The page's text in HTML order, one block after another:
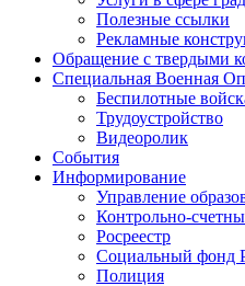
Полезные ссылки
Рекламные
Обращение с твердыми
Специальная Военная
Беспилотные
Трудоустройство
Видеоролик
События
Информирование
Управление
Контрольно-
Росреестр
Социальный фонд
Полиция